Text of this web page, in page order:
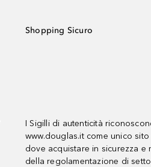
Shopping Sicuro
I Sigilli di autenticità
www.douglas.it come unico
dove acquistare in sicurezza e
della regolamentazione di